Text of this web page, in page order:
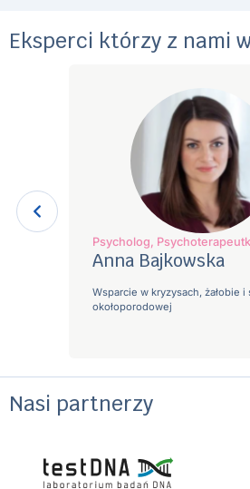
Eksperci którzy z nami
Psycholog,
Anna Bajkowska
Wsparcie w kryzysach, żałobie i
okołoporodowej
Nasi partnerzy